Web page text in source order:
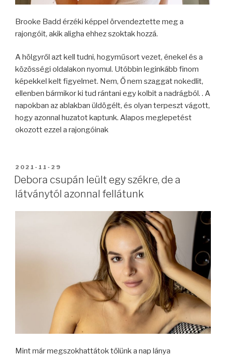
Brooke Badd érzéki képpel örvendeztette meg a
rajongóit, akik aligha ehhez szoktak hozzá.
A hölgyről azt kell tudni, hogyműsort vezet, énekel és a
közösségi oldalakon nyomul. Utóbbin leginkább finom
képekkel kelt figyelmet. Nem, Ő nem szaggat nokedlit,
ellenben bármikor ki tud rántani egy kolbit a nadrágból. . A
napokban az ablakban üldögélt, és olyan terpeszt vágott,
hogy azonnal huzatot kaptunk. Alapos meglepetést
okozott ezzel a rajongóinak
BEKÜLDVE:
2021-11-29
Debora csupán leült egy székre, de a
látványtól azonnal fellátunk
Mint már megszokhattátok tőlünk a nap lánya